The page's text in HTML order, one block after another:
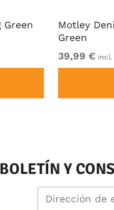
Green
Motley
Green
39,99 € incl.
Y